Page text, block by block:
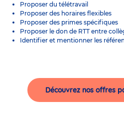
Proposer du télétravail
Proposer des horaires flexibles
Proposer des primes spécifiques
Proposer le don de RTT entre
Identifier et mentionner les
Découvrez nos offres